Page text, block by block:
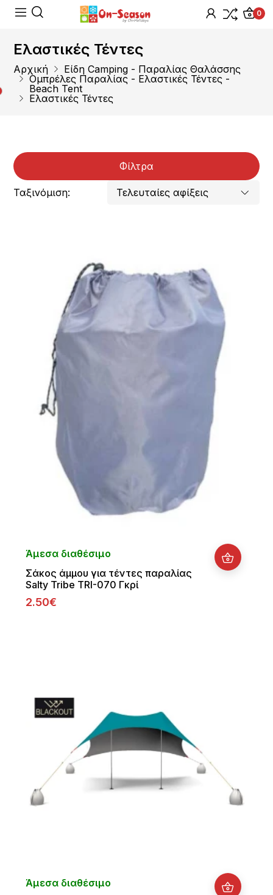
0
Ελαστικές Τέντες
Αρχική
Είδη Camping - Παραλίας Θαλάσσης
Ομπρέλες Παραλίας - Ελαστικές Τέντες -
Beach Tent
Ελαστικές Τέντες
Φίλτρα
Ταξινόμιση:
Άμεσα διαθέσιμο
Σάκος άμμου για τέντες παραλίας
Salty Tribe TRI-070 Γκρί
2.50€
Άμεσα διαθέσιμο